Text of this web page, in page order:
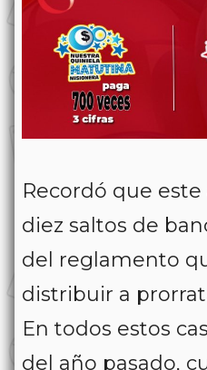
Recordó que
diez saltos de
del reglamento
distribuir a
En todos estos
del año pasado,